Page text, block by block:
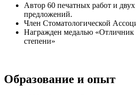
Автор 60 печатных работ и
предложений.
Член Стоматологической
Награжден медалью «Отличник
степени»
Образование и опыт